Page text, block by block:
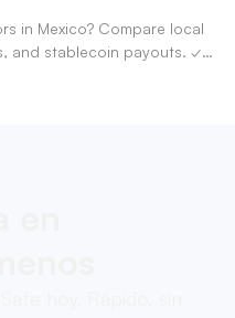
in Mexico? Compare local
and stablecoin payouts. ✓